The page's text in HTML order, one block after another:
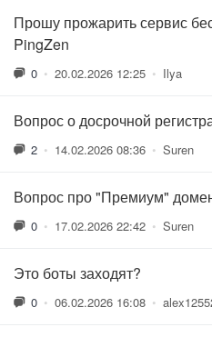
Прошу прожарить сервис
PingZen
0 • 20.02.2026 12:25 • Ilya
Вопрос о досрочной
2 • 14.02.2026 08:36 • Suren
Вопрос про "Премиум"
0 • 17.02.2026 22:42 • Suren
Это боты заходят?
0 • 06.02.2026 16:08 •